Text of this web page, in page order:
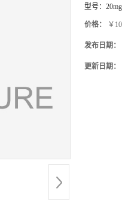
型号： 20mg
价格： ￥
发布日期：
更新日期：